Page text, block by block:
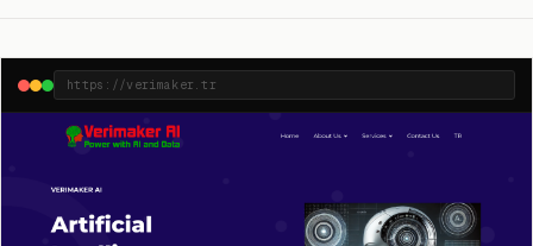
https://verimaker.tr